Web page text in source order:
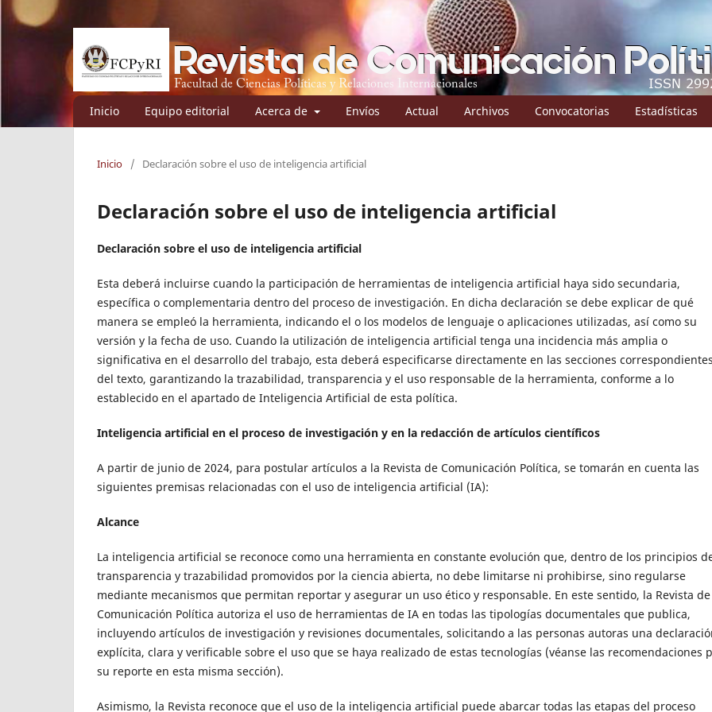
Inicio Equipo editorial Acerca de Envíos Actual Archivos Convocatorias Estadísticas
Inicio / Declaración sobre el uso de inteligencia artificial
Declaración sobre el uso de inteligencia artificial
Declaración sobre el uso de inteligencia artificial
Esta deberá incluirse cuando la participación de herramientas de inteligencia artificial haya sido secundaria,
específica o complementaria dentro del proceso de investigación. En dicha declaración se debe explicar de qué
manera se empleó la herramienta, indicando el o los modelos de lenguaje o aplicaciones utilizadas, así como su
versión y la fecha de uso. Cuando la utilización de inteligencia artificial tenga una incidencia más amplia o
significativa en el desarrollo del trabajo, esta deberá especificarse directamente en las secciones correspondientes
del texto, garantizando la trazabilidad, transparencia y el uso responsable de la herramienta, conforme a lo
establecido en el apartado de Inteligencia Artificial de esta política.
Inteligencia artificial en el proceso de investigación y en la redacción de artículos científicos
A partir de junio de 2024, para postular artículos a la Revista de Comunicación Política, se tomarán en cuenta las
siguientes premisas relacionadas con el uso de inteligencia artificial (IA):
Alcance
La inteligencia artificial se reconoce como una herramienta en constante evolución que, dentro de los principios
transparencia y trazabilidad promovidos por la ciencia abierta, no debe limitarse ni prohibirse, sino regularse
mediante mecanismos que permitan reportar y asegurar un uso ético y responsable. En este sentido, la Revista de
Comunicación Política autoriza el uso de herramientas de IA en todas las tipologías documentales que publica,
incluyendo artículos de investigación y revisiones documentales, solicitando a las personas autoras una
explícita, clara y verificable sobre el uso que se haya realizado de estas tecnologías (véanse las recomendaciones
su reporte en esta misma sección).
Asimismo, la Revista reconoce que el uso de la inteligencia artificial puede abarcar todas las etapas del proceso